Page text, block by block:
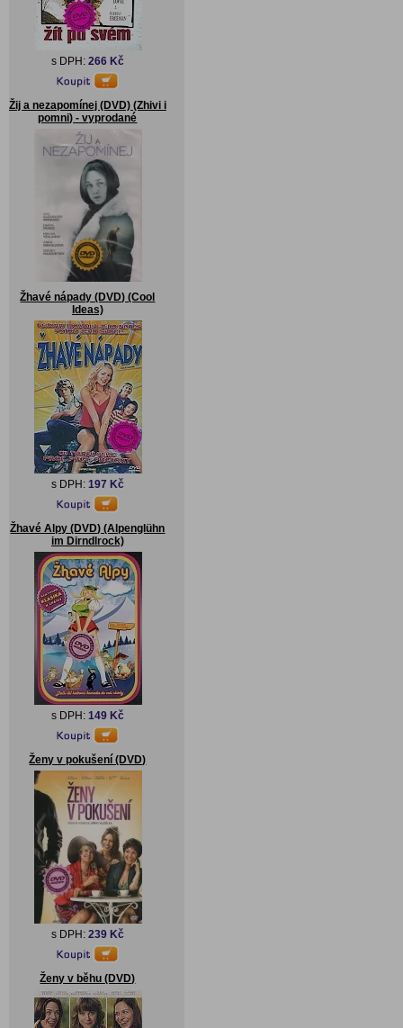
s DPH: 266 Kč
Žij a nezapomínej (DVD) (Zhivi i
pomni) - vyprodané
Žhavé nápady (DVD) (Cool
Ideas)
s DPH: 197 Kč
Žhavé Alpy (DVD) (Alpenglühn
im Dirndlrock)
s DPH: 149 Kč
Ženy v pokušení (DVD)
s DPH: 239 Kč
Ženy v běhu (DVD)